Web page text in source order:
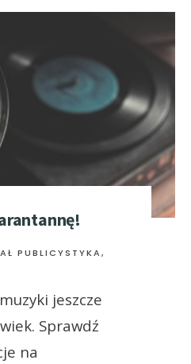
PUBLICYSTYKA,
jeszcze
Sprawdź
na